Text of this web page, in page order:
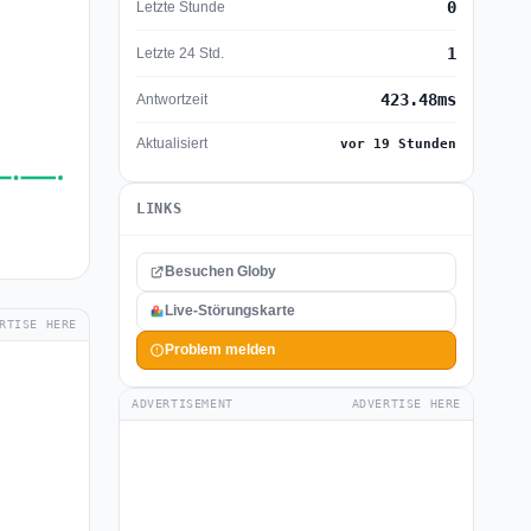
HERE
Letzte Stunde 0
Letzte 24 Std. 1
Antwortzeit 423.48ms
Aktualisiert vor 19 Stunden
LINKS
Besuchen Globy
Live-Störungskarte
Problem melden
ADVERTISEMENT ADVERTISE HERE